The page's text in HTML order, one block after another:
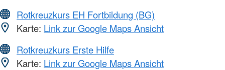
Rotkreuzkurs EH Fortbildung (BG)
Karte: Link zur Google Maps Ansicht
Rotkreuzkurs Erste Hilfe
Karte: Link zur Google Maps Ansicht